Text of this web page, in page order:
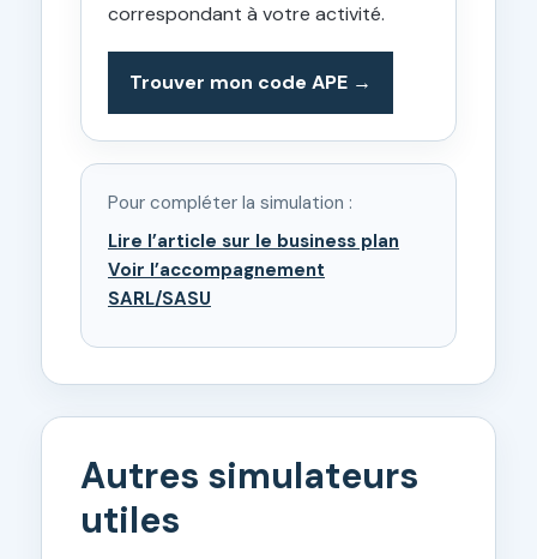
correspondant à votre activité.
Trouver mon code APE
Pour compléter la simulation :
Lire l’article sur le business plan
Voir l’accompagnement
SARL/SASU
Autres simulateurs
utiles